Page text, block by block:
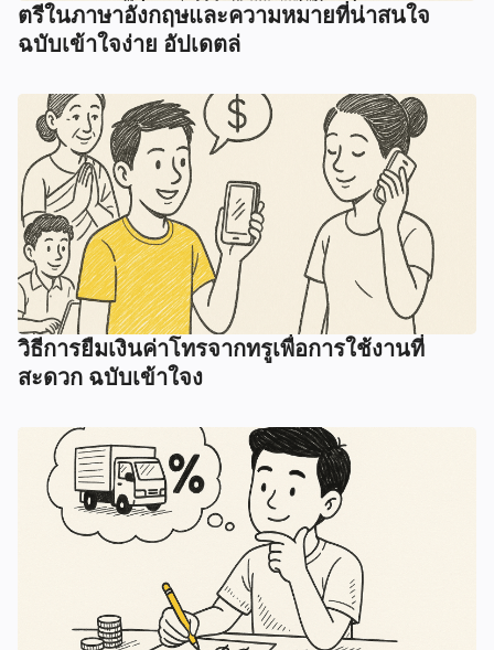
ตรีในภาษาอังกฤษและความหมายที่น่าสนใจ
ฉบับเข้าใจง่าย อัปเดตล่
วิธีการยืมเงินค่าโทรจากทรูเพื่อการใช้งานที่
สะดวก ฉบับเข้าใจง